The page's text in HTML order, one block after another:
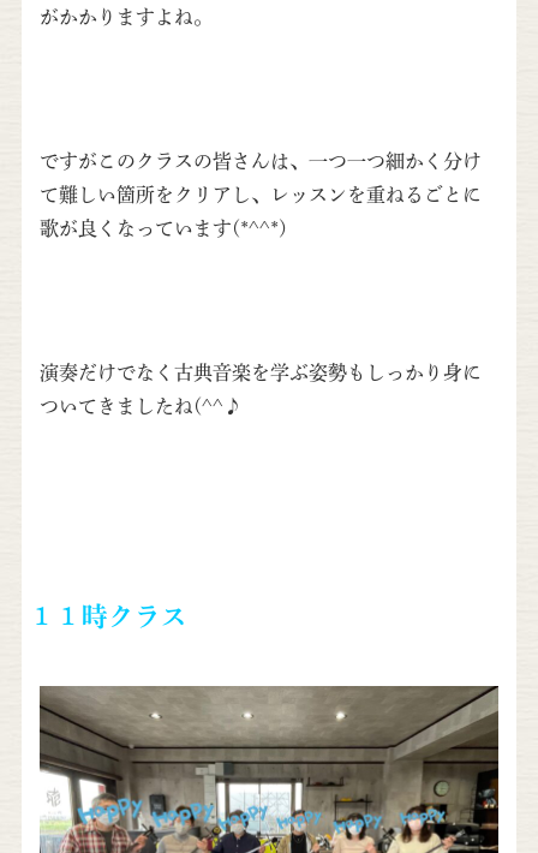
がかかりますよね。
ですがこのクラスの皆さんは、一つ一つ細かく分け
て難しい箇所をクリアし、レッスンを重ねるごとに
歌が良くなっています(*^^*)
演奏だけでなく古典音楽を学ぶ姿勢もしっかり身に
ついてきましたね(^^♪
１１時クラス